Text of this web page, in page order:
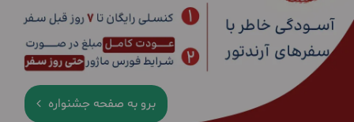
برو به صفحه جشنواره